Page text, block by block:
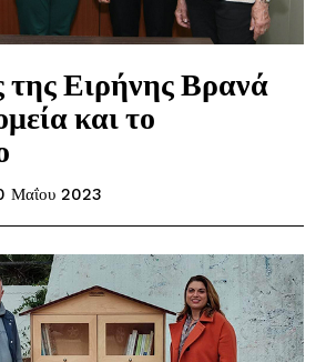
της Ειρήνης Βρανά
και το
Μαΐου 2023